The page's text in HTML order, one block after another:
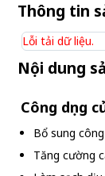
Thông tin
Lỗi tải dữ liệu.
Nội dung
Công dụng
Bổ sung
Tăng cường